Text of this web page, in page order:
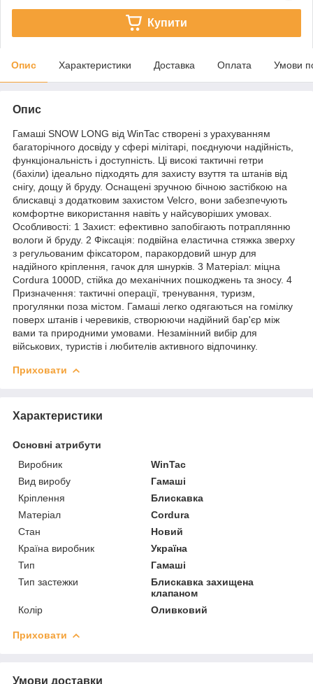
Купити
Опис Характеристики Доставка Оплата Умови
Опис
Гамаші SNOW LONG від WinTac створені з урахуванням
багаторічного досвіду у сфері мілітарі, поєднуючи надійність,
функціональність і доступність. Ці високі тактичні гетри
(бахіли) ідеально підходять для захисту взуття та штанів від
снігу, дощу й бруду. Оснащені зручною бічною застібкою на
блискавці з додатковим захистом Velcro, вони забезпечують
комфортне використання навіть у найсуворіших умовах.
Особливості: 1 Захист: ефективно запобігають потраплянню
вологи й бруду. 2 Фіксація: подвійна еластична стяжка зверху
з регульованим фіксатором, паракордовий шнур для
надійного кріплення, гачок для шнурків. 3 Матеріал: міцна
Cordura 1000D, стійка до механічних пошкоджень та зносу. 4
Призначення: тактичні операції, тренування, туризм,
прогулянки поза містом. Гамаші легко одягаються на гомілку
поверх штанів і черевиків, створюючи надійний бар'єр між
вами та природними умовами. Незамінний вибір для
військових, туристів і любителів активного відпочинку.
Приховати
Характеристики
Основні атрибути
Виробник
WinTac
Вид виробу
Гамаші
Кріплення
Блискавка
Матеріал
Cordura
Стан
Новий
Країна виробник
Україна
Тип
Гамаші
Тип застежки
Блискавка захищена
клапаном
Колір
Оливковий
Приховати
Умови доставки